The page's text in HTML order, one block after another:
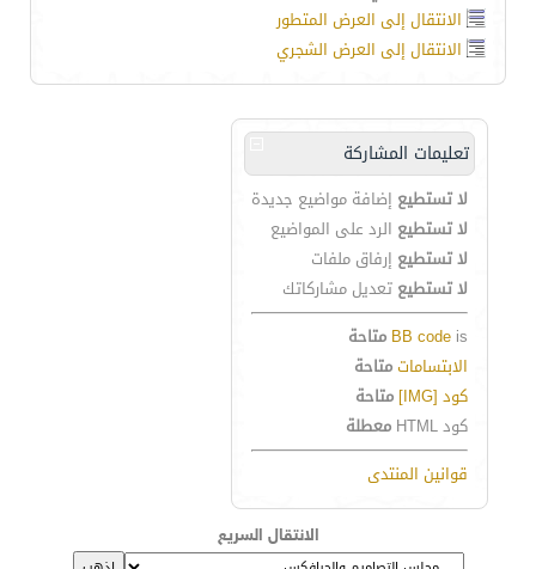
الانتقال إلى العرض المتطور
الانتقال إلى العرض الشجري
تعليمات المشاركة
لا تستطيع إضافة مواضيع جديدة
لا تستطيع الرد على المواضيع
لا تستطيع إرفاق ملفات
لا تستطيع تعديل مشاركاتك
BB code is
متاحة
الابتساماتمتاحة
كود [IMG]
متاحة
كود HTML
معطلة
قوانين المنتدى
الانتقال السريع